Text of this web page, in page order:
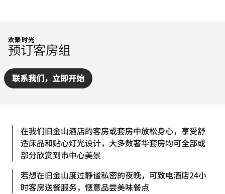
欢聚时光
预订客房组
联系我们，立即开始
在我们旧金山酒店的客房或套房中放松身心，享受舒
适床品和贴心灯光设计，大多数奢华套房均可全部或
部分欣赏到市中心美景
若想在旧金山度过静谧私密的夜晚，可致电酒店24小
时客房送餐服务，惬意品尝美味餐点